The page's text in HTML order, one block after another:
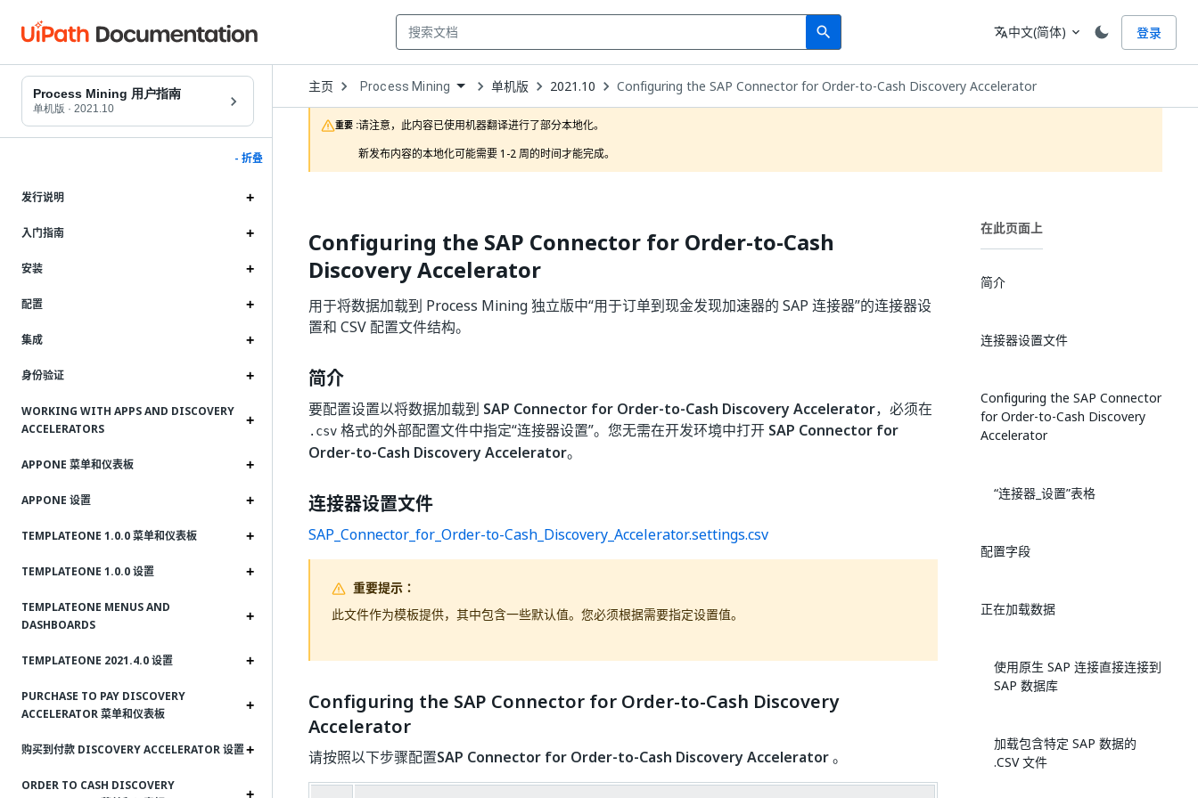
search
Search 语言
translate中文(简体) expand_more 登录
Process Mining 用户指南
单机版 · 2021.10
- 折叠
发行说明
入门指南
安装
配置
集成
身份验证
WORKING WITH APPS AND DISCOVERY
ACCELERATORS
APPONE 菜单和仪表板
APPONE 设置
TEMPLATEONE 1.0.0 菜单和仪表板
TEMPLATEONE 1.0.0 设置
TEMPLATEONE MENUS AND
DASHBOARDS
TEMPLATEONE 2021.4.0 设置
PURCHASE TO PAY DISCOVERY
ACCELERATOR 菜单和仪表板
购买到付款 DISCOVERY ACCELERATOR 设置
ORDER TO CASH DISCOVERY
主页 Open
Dropdown
to
choose
product
Process Mining 单机版 2021.10 Configuring the SAP Connector for Order-to-Cash Discovery Accelerator
重要 :请注意，此内容已使用机器翻译进行了部分本地化。
新发布内容的本地化可能需要 1-2 周的时间才能完成。
Configuring the SAP Connector for Order-to-Cash
Discovery Accelerator
用于将数据加载到 Process Mining 独立版中“用于订单到现金发现加速器的 SAP 连接器”的连接器设
置和 CSV 配置文件结构。
简介
要配置设置以将数据加载到 SAP Connector for Order-to-Cash Discovery Accelerator，必须在
.csv 格式的外部配置文件中指定“连接器设置”。您无需在开发环境中打开 SAP Connector for
Order-to-Cash Discovery Accelerator。
连接器设置文件
SAP_Connector_for_Order-to-Cash_Discovery_Accelerator.settings.csv
重要提示：
此文件作为模板提供，其中包含一些默认值。您必须根据需要指定设置值。
Configuring the SAP Connector for Order-to-Cash Discovery
Accelerator
请按照以下步骤配置SAP Connector for Order-to-Cash Discovery Accelerator。
在此页面上
简介
连接器设置文件
Configuring the SAP Connector
for Order-to-Cash Discovery
Accelerator
“连接器_设置”表格
配置字段
正在加载数据
使用原生 SAP 连接直接连接到
SAP 数据库
加载包含特定 SAP 数据的
.CSV 文件